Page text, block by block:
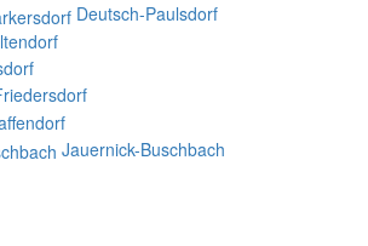
Deutsch-Paulsdorf
Jauernick-Buschbach